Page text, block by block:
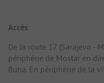
Accès
De la route 17 (Sarajevo -
périphérie de Mostar en
Buna. En périphérie de la